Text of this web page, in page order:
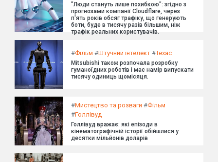
"Люди стануть лише похибкою": згідно з
прогнозами компанії Cloudflare, через
п'ять років обсяг трафіку, що генерують
боти, буде в тисячу разів більшим, ніж
трафік реальних користувачів.
#Фільм #Штучний інтелект #Техас
Mitsubishi також розпочала розробку
гуманоїдних роботів і має намір випускати
тисячу одиниць щомісяця.
#Мистецтво та розваги #Фільм
#Голлівуд
Голлівуд вражає: які епізоди в
кінематографічній історії обійшлися у
десятки мільйонів доларів